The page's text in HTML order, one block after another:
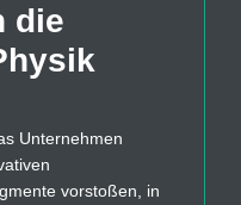
die
Unternehmen
vorstoßen, in